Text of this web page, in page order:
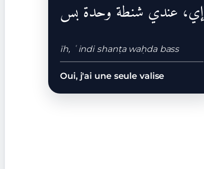
إي، عندي شنطة وحدة بس
īh, ʿindi shanṭa waḥda bass
Oui, j'ai une seule valise